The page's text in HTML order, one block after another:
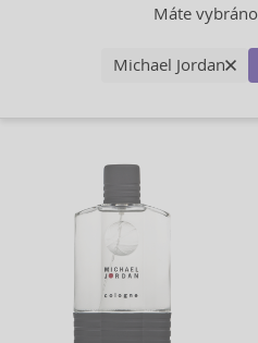
Máte vybráno
Michael Jordan